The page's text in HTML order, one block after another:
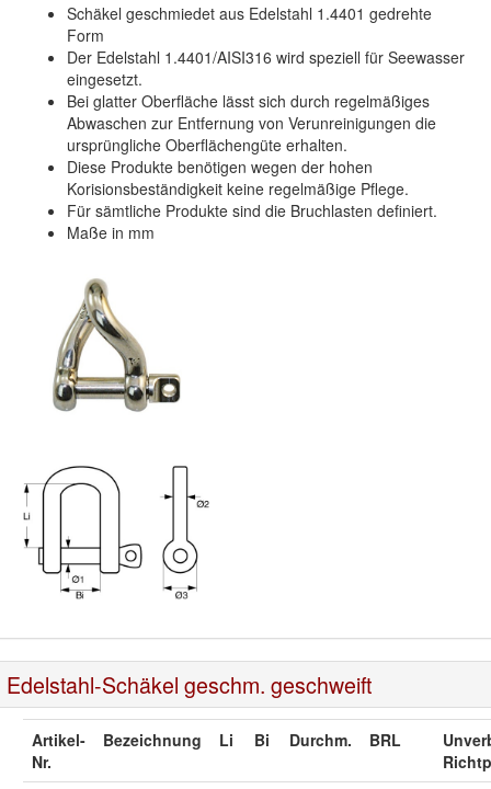
Schäkel geschmiedet aus Edelstahl 1.4401 gedrehte
Form
Der Edelstahl 1.4401/AISI316 wird speziell für Seewasser
eingesetzt.
Bei glatter Oberfläche lässt sich durch regelmäßiges
Abwaschen zur Entfernung von Verunreinigungen die
ursprüngliche Oberflächengüte erhalten.
Diese Produkte benötigen wegen der hohen
Korisionsbeständigkeit keine regelmäßige Pflege.
Für sämtliche Produkte sind die Bruchlasten definiert.
Maße in mm
Edelstahl-Schäkel geschm. geschweift
Artikel-
Nr.
Bezeichnung Li Bi Durchm. BRL